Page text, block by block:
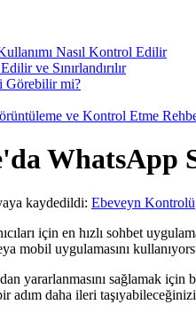
Nasıl Kontrol Edilir
ve Sınırlandırılır
Görebilir mi?
ve Kontrol Etme
WhatsApp
kaydedildi: Ebeveyn Kontrolü
için en hızlı sohbet
mobil uygulamasını
yararlanmasını sağlamak
daha ileri